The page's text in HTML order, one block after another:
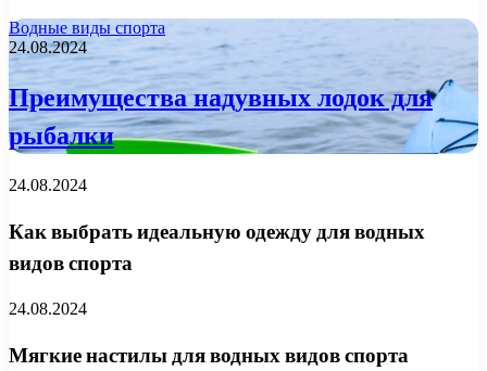
Водные виды спорта
24.08.2024
Преимущества надувных лодок для
рыбалки
24.08.2024
Как выбрать идеальную одежду для водных
видов спорта
24.08.2024
Мягкие настилы для водных видов спорта